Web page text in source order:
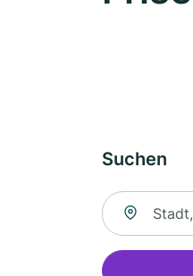
Suchen
Suche nach